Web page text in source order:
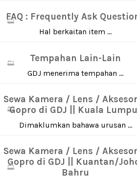
FAQ : Frequently Ask
Hal berkaitan item ...
Tempahan Lain-Lain
GDJ menerima tempahan ...
Sewa Kamera / Lens /
Gopro di GDJ || Kuala
Dimaklumkan bahawa urusan ...
Sewa Kamera / Lens /
Gopro di GDJ || Kuantan/
Bahru